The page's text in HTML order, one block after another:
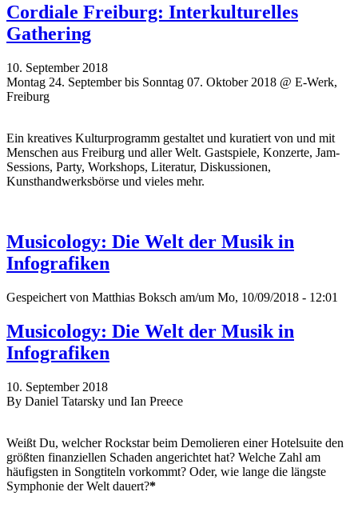
Cordiale Freiburg: Interkulturelles
Gathering
10. September 2018
Montag 24. September bis Sonntag 07. Oktober 2018 @ E-Werk,
Freiburg
Ein kreatives Kulturprogramm gestaltet und kuratiert von und mit
Menschen aus Freiburg und aller Welt. Gastspiele, Konzerte, Jam-
Sessions, Party, Workshops, Literatur, Diskussionen,
Kunsthandwerksbörse und vieles mehr.
Musicology: Die Welt der Musik in
Infografiken
Gespeichert von Matthias Boksch am/um Mo, 10/09/2018 - 12:01
Musicology: Die Welt der Musik in
Infografiken
10. September 2018
By Daniel Tatarsky und Ian Preece
Weißt Du, welcher Rockstar beim Demolieren einer Hotelsuite den
größten finanziellen Schaden angerichtet hat? Welche Zahl am
häufigsten in Songtiteln vorkommt? Oder, wie lange die längste
Symphonie der Welt dauert?*